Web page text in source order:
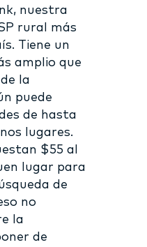
nuestra
rural más
Tiene un
amplio que
la
puede
de hasta
lugares.
$55 al
lugar para
de
no
la
de